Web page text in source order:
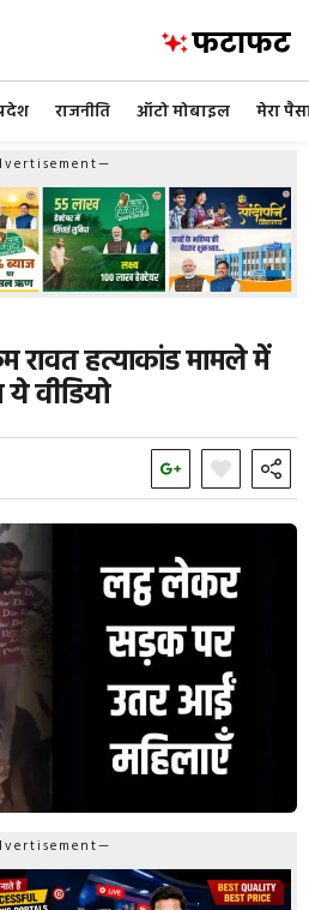
राजनीति ऑटो मोबाइल मेरा
रावत हत्याकांड मामले में
वीडियो